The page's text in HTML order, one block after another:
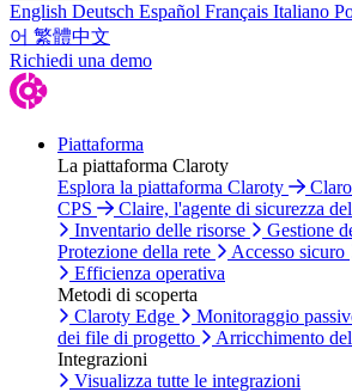
English Deutsch Español Français Italiano
어 繁體中文
Richiedi una demo
Piattaforma
La piattaforma Claroty
Esplora la piattaforma Claroty
CPS
Claire, l'agente di sicurezza
Inventario delle risorse
Gestione
Protezione della rete
Accesso sicuro
Efficienza operativa
Metodi di scoperta
Claroty Edge
Monitoraggio
dei file di progetto
Arricchimento
Integrazioni
Visualizza tutte le integrazioni